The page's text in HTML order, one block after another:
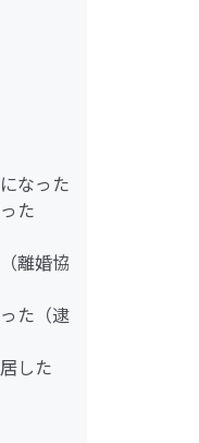
なった
た
離婚協
た（逮
した